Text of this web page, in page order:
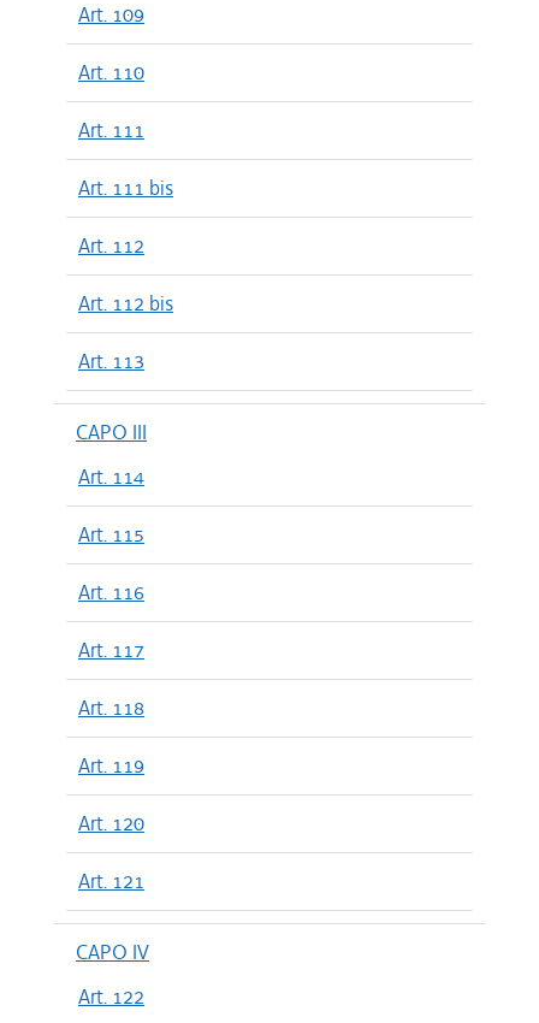
Art. 109
Art. 110
Art. 111
Art. 111 bis
Art. 112
Art. 112 bis
Art. 113
CAPO III
Art. 114
Art. 115
Art. 116
Art. 117
Art. 118
Art. 119
Art. 120
Art. 121
CAPO IV
Art. 122